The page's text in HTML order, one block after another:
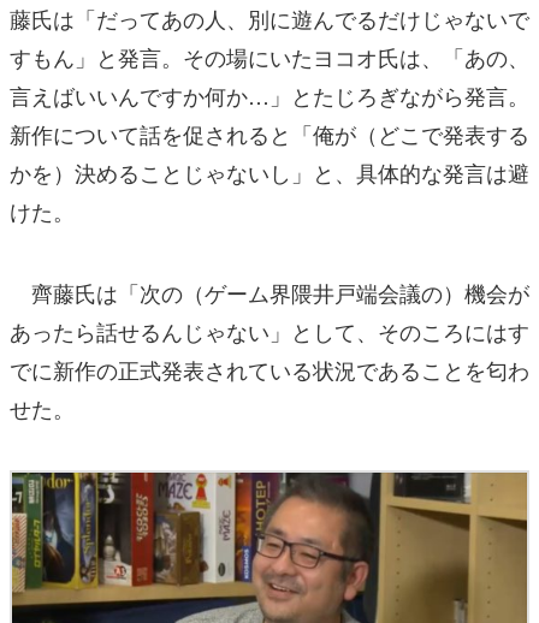
藤氏は「だってあの人、別に遊んでるだけじゃないで
すもん」と発言。その場にいたヨコオ氏は、「あの、
言えばいいんですか何か…」とたじろぎながら発言。
新作について話を促されると「俺が（どこで発表する
かを）決めることじゃないし」と、具体的な発言は避
けた。
齊藤氏は「次の（ゲーム界隈井戸端会議の）機会が
あったら話せるんじゃない」として、そのころにはす
でに新作の正式発表されている状況であることを匂わ
せた。